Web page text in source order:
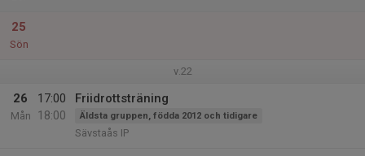
25
Sön
v.22
26
Mån
17:00
18:00
Friidrottsträning
Äldsta gruppen, födda 2012 och tidigare
Sävstaås IP